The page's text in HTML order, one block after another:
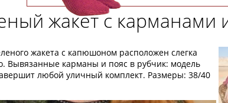
жакет с
жакета с капюшоном расположен слегка
Вывязанные карманы и пояс в рубчик: модель
любой уличный комплект. Размеры: 38/40